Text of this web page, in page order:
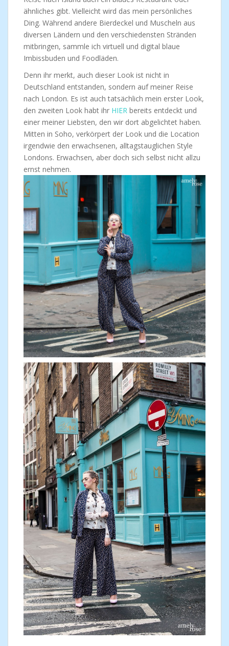
ähnliches gibt. Vielleicht wird das mein persönliches
Ding. Während andere Bierdeckel und Muscheln aus
diversen Ländern und den verschiedensten Stränden
mitbringen, sammle ich virtuell und digital blaue
Imbissbuden und Foodläden.
Denn ihr merkt, auch dieser Look ist nicht in
Deutschland entstanden, sondern auf meiner Reise
nach London. Es ist auch tatsächlich mein erster Look,
den zweiten Look habt ihr HIER bereits entdeckt und
einer meiner Liebsten, den wir dort abgelichtet haben.
Mitten in Soho, verkörpert der Look und die Location
irgendwie den erwachsenen, alltagstauglichen Style
Londons. Erwachsen, aber doch sich selbst nicht allzu
ernst nehmen.